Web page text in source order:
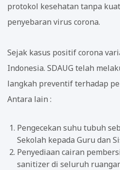
protokol kesehatan tanpa
penyebaran virus corona.
Sejak kasus positif corona
Indonesia. SDAUG telah
langkah preventif terhadap
Antara lain :
Pengecekan suhu tubuh
Sekolah kepada Guru dan
Penyediaan cairan
sanitizer di seluruh